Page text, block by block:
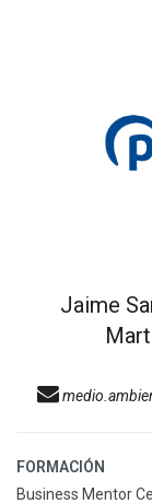
Jaime
FORMACIÓN
Business Mentor